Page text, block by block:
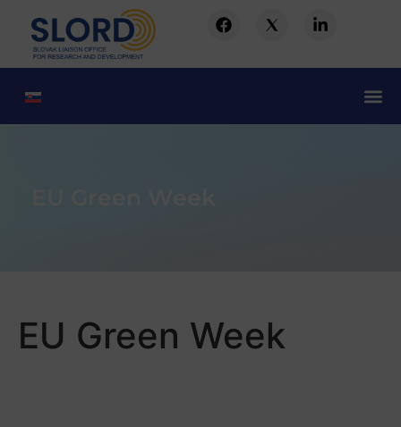
EU Green Week